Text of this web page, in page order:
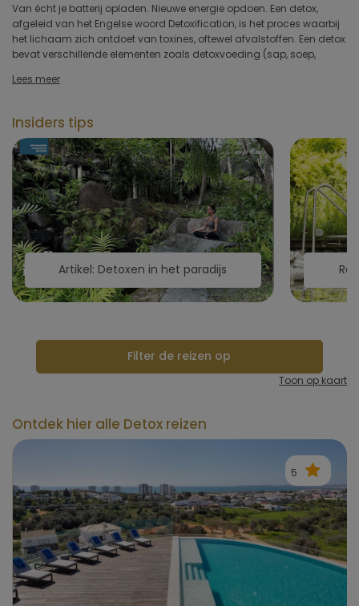
Van écht je batterij opladen. Nieuwe energie opdoen. Een detox,
afgeleid van het Engelse woord Detoxification, is het proces waarbij
het lichaam zich ontdoet van toxines, oftewel afvalstoffen. Een detox
bevat verschillende elementen zoals detoxvoeding (sap, soep,
past: sapvasten, mild vasten, Buchinger-vasten, raw food, Mayr-
detox of ayurveda. Er zijn veel overeenkomsten maar elke kuur heeft
zijn eigen vorm en structuur. Met een sapvastendetox ontgift u de
lever. Door mild te vasten volgens de Mayr-methode optimaliseert u
lichaam de rust krijgt om te herstellen en weer te voelen wat het
Lees meer
Insiders tips
Artikel: Detoxen in het paradijs
Filter de reizen op
Type hotel
Hotelfaciliteiten
Restaurant & keuken
Wellness & spa
Toepassen
Toon op kaart
Ontdek hier alle Detox reizen
5